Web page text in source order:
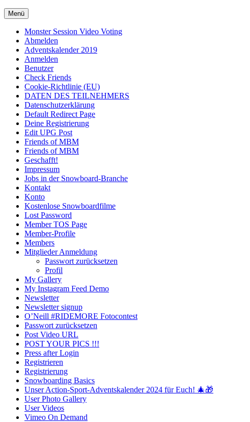
Menü
Monster Session Video Voting
Abmelden
Adventskalender 2019
Anmelden
Benutzer
Check Friends
Cookie-Richtlinie (EU)
DATEN DES TEILNEHMERS
Datenschutzerklärung
Default Redirect Page
Deine Registrierung
Edit UPG Post
Friends of MBM
Friends of MBM
Geschafft!
Impressum
Jobs in der Snowboard-Branche
Kontakt
Konto
Kostenlose Snowboardfilme
Lost Password
Member TOS Page
Member-Profile
Members
Mitglieder Anmeldung
Passwort zurücksetzen
Profil
My Gallery
My Instagram Feed Demo
Newsletter
Newsletter signup
O’Neill #RIDEMORE Fotocontest
Passwort zurücksetzen
Post Video URL
POST YOUR PICS !!!
Press after Login
Registrieren
Registrierung
Snowboarding Basics
Unser Action-Sport-Adventskalender 2024 für Euch! 🎄🎁
User Photo Gallery
User Videos
Vimeo On Demand